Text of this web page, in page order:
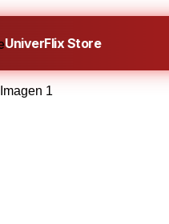
UniverFlix Store